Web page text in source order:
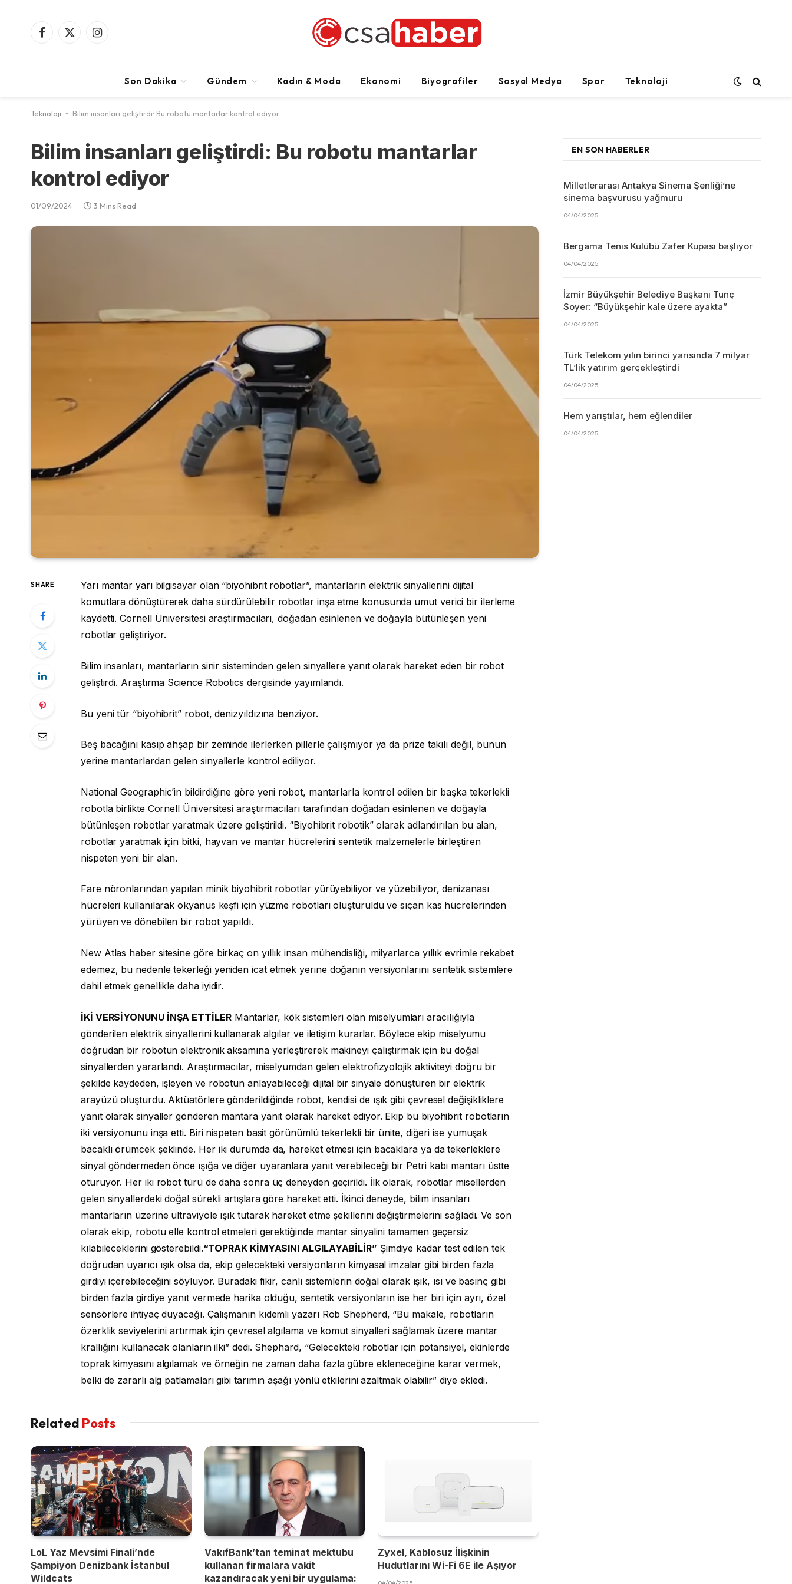
Facebook
X
Instagram
Son Dakika Gündem Kadın & Moda Ekonomi Biyografiler Sosyal Medya Spor Teknoloji
Teknoloji - Bilim insanları geliştirdi: Bu robotu mantarlar kontrol ediyor
Bilim insanları geliştirdi: Bu robotu mantarlar
kontrol ediyor
01/09/2024 3 Mins Read
SHARE
Yarı mantar yarı bilgisayar olan “biyohibrit robotlar”, mantarların elektrik sinyallerini dijital
komutlara dönüştürerek daha sürdürülebilir robotlar inşa etme konusunda umut verici bir ilerleme
kaydetti. Cornell Üniversitesi araştırmacıları, doğadan esinlenen ve doğayla bütünleşen yeni
robotlar geliştiriyor.
Bilim insanları, mantarların sinir sisteminden gelen sinyallere yanıt olarak hareket eden bir robot
geliştirdi. Araştırma Science Robotics dergisinde yayımlandı.
Bu yeni tür “biyohibrit” robot, denizyıldızına benziyor.
Beş bacağını kasıp ahşap bir zeminde ilerlerken pillerle çalışmıyor ya da prize takılı değil, bunun
yerine mantarlardan gelen sinyallerle kontrol ediliyor.
National Geographic’in bildirdiğine göre yeni robot, mantarlarla kontrol edilen bir başka tekerlekli
robotla birlikte Cornell Üniversitesi araştırmacıları tarafından doğadan esinlenen ve doğayla
bütünleşen robotlar yaratmak üzere geliştirildi. “Biyohibrit robotik” olarak adlandırılan bu alan,
robotlar yaratmak için bitki, hayvan ve mantar hücrelerini sentetik malzemelerle birleştiren
nispeten yeni bir alan.
Fare nöronlarından yapılan minik biyohibrit robotlar yürüyebiliyor ve yüzebiliyor, denizanası
hücreleri kullanılarak okyanus keşfi için yüzme robotları oluşturuldu ve sıçan kas hücrelerinden
yürüyen ve dönebilen bir robot yapıldı.
New Atlas haber sitesine göre birkaç on yıllık insan mühendisliği, milyarlarca yıllık evrimle rekabet
edemez, bu nedenle tekerleği yeniden icat etmek yerine doğanın versiyonlarını sentetik sistemlere
dahil etmek genellikle daha iyidir.
İKİ VERSİYONUNU İNŞA ETTİLERMantarlar, kök sistemleri olan miselyumları aracılığıyla
gönderilen elektrik sinyallerini kullanarak algılar ve iletişim kurarlar. Böylece ekip miselyumu
doğrudan bir robotun elektronik aksamına yerleştirerek makineyi çalıştırmak için bu doğal
sinyallerden yararlandı. Araştırmacılar, miselyumdan gelen elektrofizyolojik aktiviteyi doğru bir
şekilde kaydeden, işleyen ve robotun anlayabileceği dijital bir sinyale dönüştüren bir elektrik
arayüzü oluşturdu. Aktüatörlere gönderildiğinde robot, kendisi de ışık gibi çevresel değişikliklere
yanıt olarak sinyaller gönderen mantara yanıt olarak hareket ediyor. Ekip bu biyohibrit robotların
iki versiyonunu inşa etti. Biri nispeten basit görünümlü tekerlekli bir ünite, diğeri ise yumuşak
bacaklı örümcek şeklinde. Her iki durumda da, hareket etmesi için bacaklara ya da tekerleklere
sinyal göndermeden önce ışığa ve diğer uyaranlara yanıt verebileceği bir Petri kabı mantarı üstte
oturuyor. Her iki robot türü de daha sonra üç deneyden geçirildi. İlk olarak, robotlar misellerden
gelen sinyallerdeki doğal sürekli artışlara göre hareket etti. İkinci deneyde, bilim insanları
mantarların üzerine ultraviyole ışık tutarak hareket etme şekillerini değiştirmelerini sağladı. Ve son
olarak ekip, robotu elle kontrol etmeleri gerektiğinde mantar sinyalini tamamen geçersiz
kılabileceklerini gösterebildi.“TOPRAK KİMYASINI ALGILAYABİLİR” Şimdiye kadar test edilen tek
doğrudan uyarıcı ışık olsa da, ekip gelecekteki versiyonların kimyasal imzalar gibi birden fazla
girdiyi içerebileceğini söylüyor. Buradaki fikir, canlı sistemlerin doğal olarak ışık, ısı ve basınç gibi
birden fazla girdiye yanıt vermede harika olduğu, sentetik versiyonların ise her biri için ayrı, özel
sensörlere ihtiyaç duyacağı. Çalışmanın kıdemli yazarı Rob Shepherd, “Bu makale, robotların
özerklik seviyelerini artırmak için çevresel algılama ve komut sinyalleri sağlamak üzere mantar
krallığını kullanacak olanların ilki” dedi. Shephard, “Gelecekteki robotlar için potansiyel, ekinlerde
toprak kimyasını algılamak ve örneğin ne zaman daha fazla gübre ekleneceğine karar vermek,
belki de zararlı alg patlamaları gibi tarımın aşağı yönlü etkilerini azaltmak olabilir” diye ekledi.
Related Posts
LoL Yaz Mevsimi Finali’nde
Şampiyon Denizbank İstanbul
Wildcats
VakıfBank’tan teminat mektubu
kullanan firmalara vakit
kazandıracak yeni bir uygulama:
Zyxel, Kablosuz İlişkinin
Hudutlarını Wi-Fi 6E ile Aşıyor
EN SON HABERLER
Milletlerarası Antakya Sinema Şenliği’ne
sinema başvurusu yağmuru
04/04/2025
Bergama Tenis Kulübü Zafer Kupası başlıyor
04/04/2025
İzmir Büyükşehir Belediye Başkanı Tunç
Soyer: “Büyükşehir kale üzere ayakta”
04/04/2025
Türk Telekom yılın birinci yarısında 7 milyar
TL’lik yatırım gerçekleştirdi
04/04/2025
Hem yarıştılar, hem eğlendiler
04/04/2025